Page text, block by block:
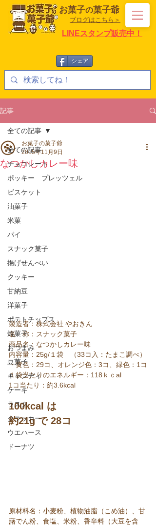
お菓子の菓子爺
ブログはこちら＞
シェア
LINEスタンプ販売中！
記事
全ての記事
チョコレート
ポッキー プレッツェル
ビスケット
油菓子
米菓
パイ
スナック菓子
揚げせんべい
クッキー
甘納豆
洋菓子
ポテトチップス
焼菓子
おつまみ
豆菓子
キャンディ
ケーキ
ラスク
クラッカー
ウエハース
ドーナツ
全ての記事
なつかしカレー味
お菓子の菓子爺
2015年11月9日
製造者：株式会社 やおきん
名　称：スナック菓子
商品名：なつかしカレー味
内容量：25g/１袋　（33コ入：たまこ調べ）
・黄色：29コ、オレンジ色：3コ、緑色：1コ
１袋当たりのエネルギー：118ｋｃal
1コ当たり：約3.6kcal
100kcal は
約21g で 28コ
原材料名：小麦粉、植物油脂（こめ油）、甘
藷でん粉、食塩、米粉、香辛料（大豆を含